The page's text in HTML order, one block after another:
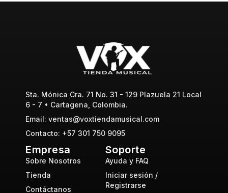
Sta. Mónica Cra. 71 No. 31 - 129 Plazuela 21 Local
6 - 7 • Cartagena, Colombia.
Email: ventas@voxtiendamusical.com
Contacto: +57 301 750 9095
Empresa
Sobre Nosotros
Tienda
Contáctanos
Soporte
Ayuda y FAQ
Iniciar sesión /
Registrarse